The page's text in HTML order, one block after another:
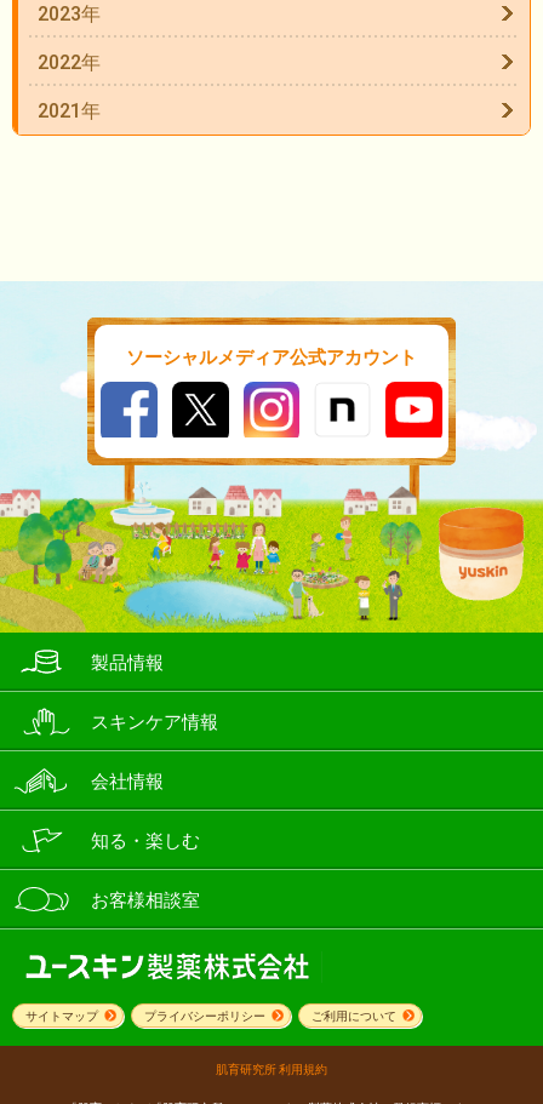
2023年
2022年
2021年
ソーシャルメディア公式アカウント
製品情報
スキンケア情報
会社情報
知る・楽しむ
お客様相談室
サイトマップ プライバシーポリシー ご利用について
肌育研究所 利用規約